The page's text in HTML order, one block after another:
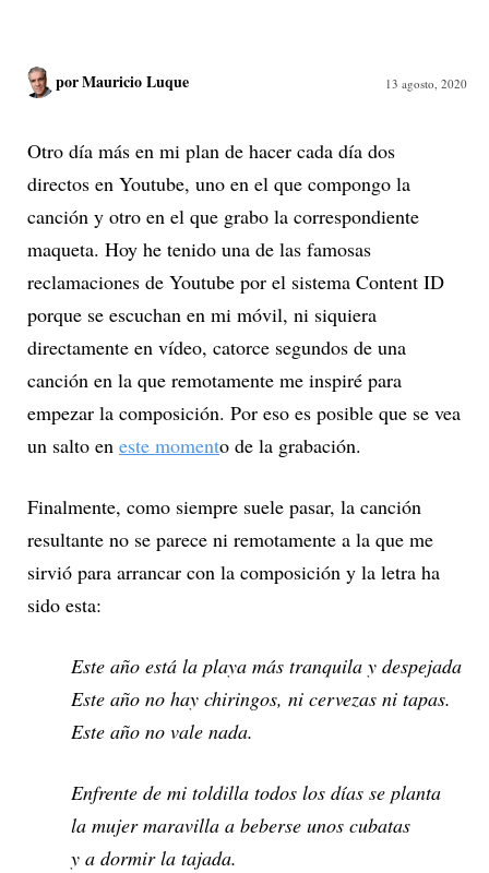
porMauricio Luque 13 agosto, 2020
Otro día más en mi plan de hacer cada día dos
directos en Youtube, uno en el que compongo la
canción y otro en el que grabo la correspondiente
maqueta. Hoy he tenido una de las famosas
reclamaciones de Youtube por el sistema Content ID
porque se escuchan en mi móvil, ni siquiera
directamente en vídeo, catorce segundos de una
canción en la que remotamente me inspiré para
empezar la composición. Por eso es posible que se vea
un salto en este momento de la grabación.
Finalmente, como siempre suele pasar, la canción
resultante no se parece ni remotamente a la que me
sirvió para arrancar con la composición y la letra ha
sido esta:
Este año está la playa más tranquila y despejada
Este año no hay chiringos, ni cervezas ni tapas.
Este año no vale nada.
Enfrente de mi toldilla todos los días se planta
la mujer maravilla a beberse unos cubatas
y a dormir la tajada.